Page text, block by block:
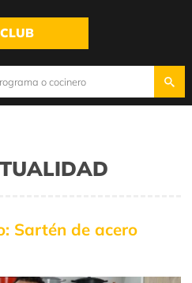
CLUB
Sartén de acero